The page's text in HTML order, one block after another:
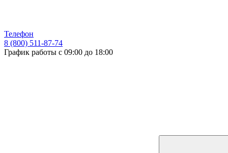
Телефон
8 (800) 511-87-74
График работы с 09:00 до 18:00